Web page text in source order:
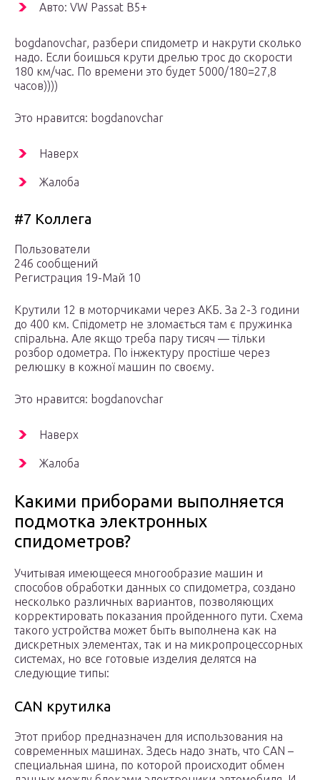
Авто: VW Passat B5+
bogdanovchar, разбери спидометр и накрути сколько
надо. Если боишься крути дрелью трос до скорости
180 км/час. По времени это будет 5000/180=27,8
часов))))
Это нравится: bogdanovchar
Наверх
Жалоба
#7 Коллега
Пользователи
246 сообщений
Регистрация 19-Май 10
Крутили 12 в моторчиками через АКБ. За 2-3 години
до 400 км. Спідометр не зломається там є пружинка
спіральна. Але якщо треба пару тисяч — тільки
розбор одометра. По інжектуру простіше через
релюшку в кожної машин по своєму.
Это нравится: bogdanovchar
Наверх
Жалоба
Какими приборами выполняется
подмотка электронных
спидометров?
Учитывая имеющееся многообразие машин и
способов обработки данных со спидометра, создано
несколько различных вариантов, позволяющих
корректировать показания пройденного пути. Схема
такого устройства может быть выполнена как на
дискретных элементах, так и на микропроцессорных
системах, но все готовые изделия делятся на
следующие типы:
CAN крутилка
Этот прибор предназначен для использования на
современных машинах. Здесь надо знать, что CAN –
специальная шина, по которой происходит обмен